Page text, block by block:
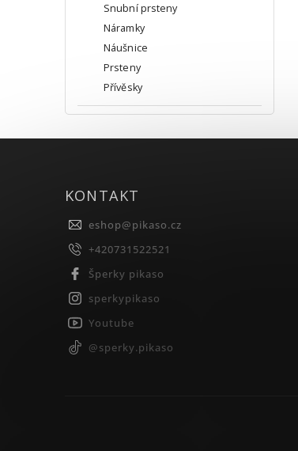
Snubní prsteny
Náramky
Náušnice
Prsteny
Přívěsky
KONTAKT
eshop@pikaso.cz
+420731522521
Šperky pikaso
sperkypikaso
Youtube
@sperky.pikaso